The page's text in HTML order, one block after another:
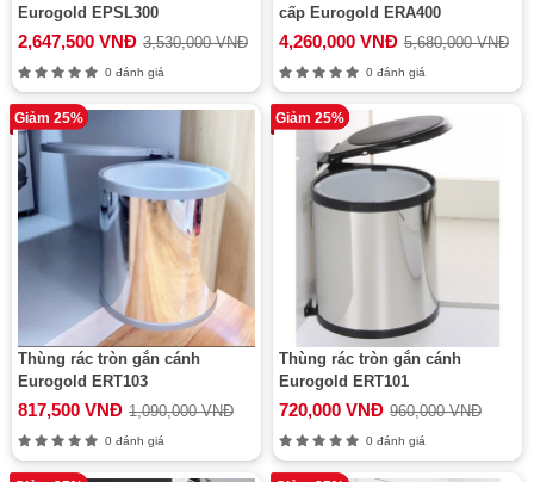
Eurogold EPSL300
2,647,500 VNĐ 3,530,000 VNĐ
0 đánh giá
cấp Eurogold ERA400
4,260,000 VNĐ 5,680,000 VNĐ
0 đánh giá
Giảm 25%
Thùng rác tròn gắn cánh
Eurogold ERT103
817,500 VNĐ 1,090,000 VNĐ
0 đánh giá
Giảm 25%
Thùng rác tròn gắn cánh
Eurogold ERT101
720,000 VNĐ 960,000 VNĐ
0 đánh giá